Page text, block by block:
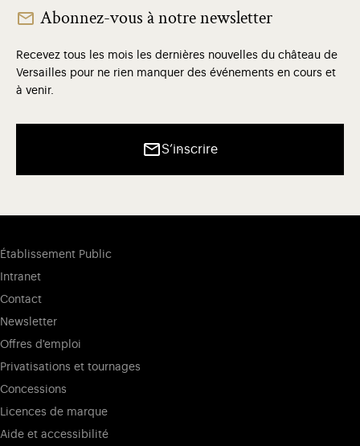
Abonnez-vous à notre newsletter
Recevez tous les mois les dernières nouvelles du château de
Versailles pour ne rien manquer des événements en cours et
à venir.
S’inscrire
Établissement Public
Intranet
Contact
Newsletter
Offres d'emploi
Privatisations et tournages
Concessions
Licences de marque
Aide et accessibilité